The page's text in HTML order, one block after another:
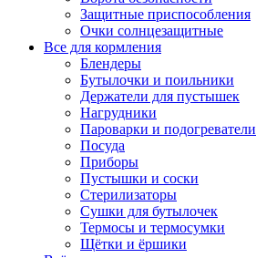
Защитные приспособления
Очки солнцезащитные
Все для кормления
Блендеры
Бутылочки и поильники
Держатели для пустышек
Нагрудники
Пароварки и подогреватели
Посуда
Приборы
Пустышки и соски
Стерилизаторы
Сушки для бутылочек
Термосы и термосумки
Щётки и ёршики